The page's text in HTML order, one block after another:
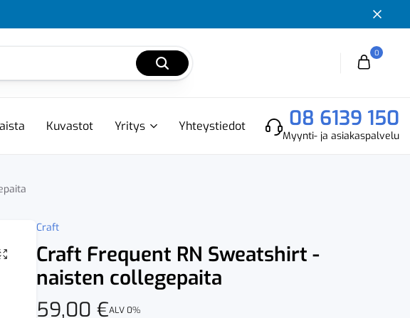
0
Cart
Kuvastot Yritys Yhteystiedot 08 6139 150
Myynti- ja asiakaspalvelu
Craft
Craft Frequent RN Sweatshirt -
naisten collegepaita
59,00€ALV 0%